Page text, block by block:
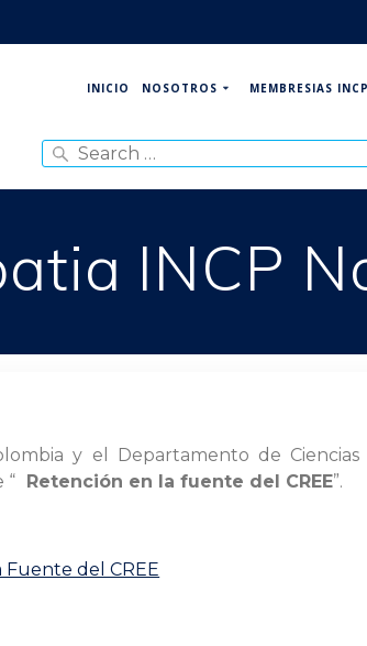
INICIO NOSOTROS MEMBRESIAS INCP
for:
INCP
y el Departamento de
“ Retención en la fuente del CREE”.
del CREE